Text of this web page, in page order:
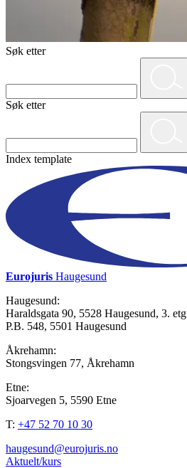
Søk etter
Søk etter
Index template
Eurojuris Haugesund
Haugesund:
Haraldsgata 90, 5528 Haugesund, 3. etg
P.B. 548, 5501 Haugesund
Åkrehamn:
Stongsvingen 77, Åkrehamn
Etne:
Sjoarvegen 5, 5590 Etne
T: +47 52 70 10 30
haugesund@eurojuris.no
Aktuelt/kurs